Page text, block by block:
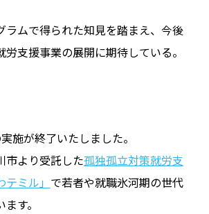
ラムで得られた知見を踏まえ、今後
支援事業の展開に期待している。
施が終了いたしました。
市より受託した孤独孤立対策就労支
ミル」 で若者や就職氷河期の世代
す。